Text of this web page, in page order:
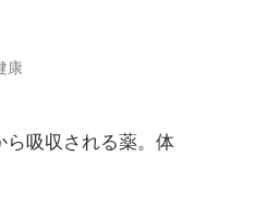
康
ら吸収される薬。体